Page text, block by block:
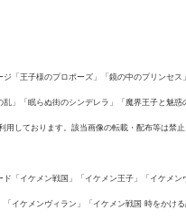
「王子様のプロポーズ」「鏡の中のプリンセス
」「眠らぬ街のシンデレラ」「魔界王子と魅惑
用しております。該当画像の転載・配布等は禁止
「イケメン戦国」「イケメン王子」「イケメン
イケメンヴィラン」「イケメン戦国 時をかけ